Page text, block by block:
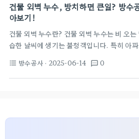
건물 외벽 누수, 방치하면 큰일? 방수
아보기!
건물 외벽 누수란? 건물 외벽 누수는 비 오는
습한 날씨에 생기는 불청객입니다. 특히 아파
될 수 있어요. 예를 들어, 베란다 천장이나 창
관리가 소홀해지면 누수가 발생할 수 있습니
format_list_bulleted 방수공사 · 2025-06-14 textsms 0